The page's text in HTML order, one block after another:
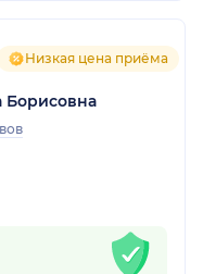
Низкая цена приёма
Борисовна